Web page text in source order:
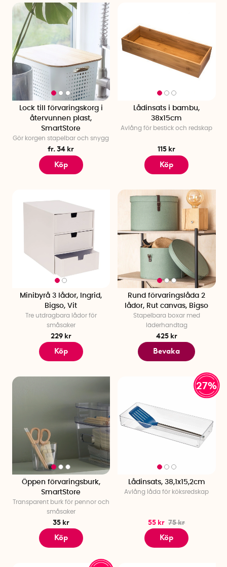
Lock till förvaringskorg i
återvunnen plast,
SmartStore
Gör korgen stapelbar och snygg
fr. 34 kr
Köp
Lådinsats i bambu,
38x15cm
Avlång för bestick och redskap
115 kr
Köp
Minibyrå 3 lådor, Ingrid,
Bigso, Vit
Tre utdragbara lådor för
småsaker
229 kr
Köp
Rund förvaringslåda 2
lådor, Rut canvas, Bigso
Stapelbara boxar med
läderhandtag
425 kr
Bevaka
Öppen förvaringsburk,
SmartStore
Transparent burk för pennor och
småsaker
35 kr
Köp
27%
Lådinsats, 38,1x15,2cm
Avlång låda för köksredskap
55 kr 75 kr
Köp